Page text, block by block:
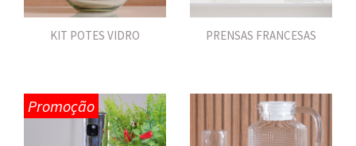
KIT POTES VIDRO PRENSAS FRANCESAS
Promoção